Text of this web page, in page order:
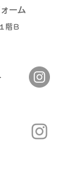
ーム
階Ｂ